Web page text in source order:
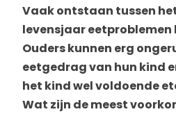
Vaak ontstaan tussen
levensjaar eetproblemen
Ouders kunnen erg
eetgedrag van hun kind
het kind wel voldoende
Wat zijn de meest